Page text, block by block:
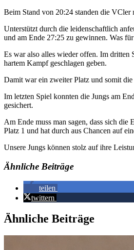
Beim Stand von 20:24 standen die
Unterstützt durch die leidenschaftlich
und am Ende 27:25 zu gewinnen. Was
Es war also alles wieder offen. Im dritten
hartem Kampf geschlagen geben.
Damit war ein zweiter Platz und somit
Im letzten Spiel konnten die Jungs am
gesichert.
Am Ende muss man sagen, dass sich
Platz 1 und hat durch aus Chancen auf
Unsere Jungs können stolz auf ihre
Ähnliche Beiträge
teilen
twittern
Ähnliche Beiträge